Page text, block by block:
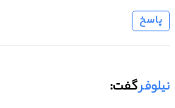
پاسخ
نیلوفرگفت: